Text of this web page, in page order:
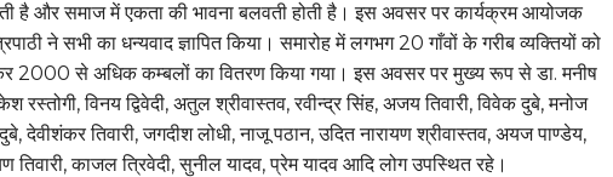
है और समाज में एकता की भावना बलवती होती है। इस अवसर पर कार्यक्रम आयोजक
ने सभी का धन्यवाद ज्ञापित किया। समारोह में लगभग 20 गाँवों के गरीब व्यक्तियों को
2000 से अधिक कम्बलों का वितरण किया गया। इस अवसर पर मुख्य रूप से डा. मनीष
रस्तोगी, विनय द्विवेदी, अतुल श्रीवास्तव, रवीन्द्र सिंह, अजय तिवारी, विवेक दुबे, मनोज
दुबे, देवीशंकर तिवारी, जगदीश लोधी, नाजू पठान, उदित नारायण श्रीवास्तव, अयज पाण्डेय,
तिवारी, काजल त्रिवेदी, सुनील यादव, प्रेम यादव आदि लोग उपस्थित रहे।